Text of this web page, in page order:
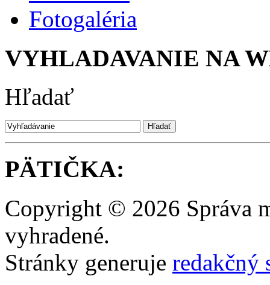
Fotogaléria
VYHLADAVANIE NA
Hľadať
PÄTIČKA:
Copyright © 2026 Správa
vyhradené.
Stránky generuje redakčný